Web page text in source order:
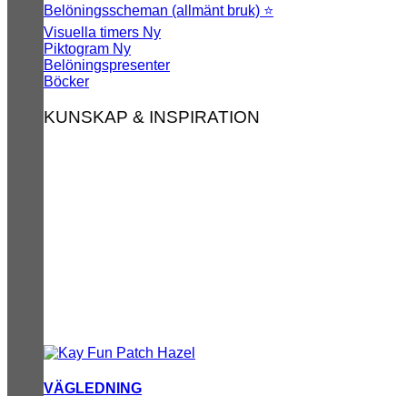
Belöningsscheman (allmänt bruk) ⭐
Visuella timers
Piktogram
Belöningspresenter
Böcker
KUNSKAP & INSPIRATION
VÄGLEDNING